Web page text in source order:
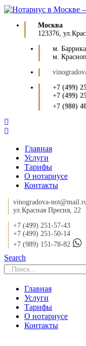
Москва
123376,
м.
м.
+7 (499)
+7 (499)
+7 (980)
Главная
Услуги
Тарифы
О нотариусе
Контакты
vinogradova-
ул.Красная Пресня, 22
+7 (499) 251-57-43
+7 (499) 251-50-14
+7 (989) 151-78-82
Search
Главная
Услуги
Тарифы
О нотариусе
Контакты